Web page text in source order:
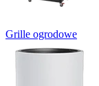
Grille ogrodowe